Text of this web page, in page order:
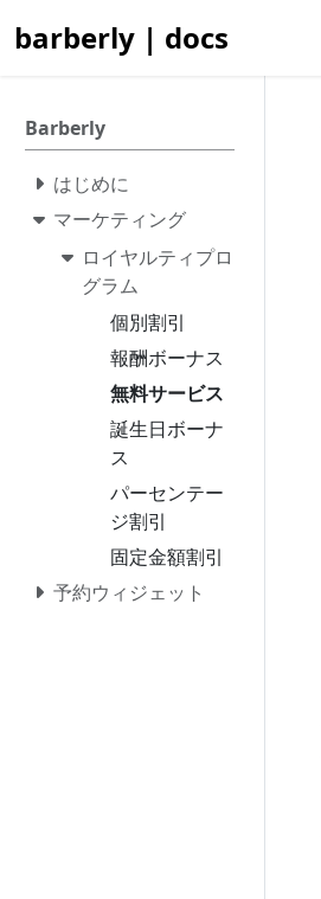
barberly | docs
Barberly
はじめに
マーケティング
ロイヤルティプロ
グラム
個別割引
報酬ボーナス
無料サービス
誕生日ボーナ
ス
パーセンテー
ジ割引
固定金額割引
予約ウィジェット